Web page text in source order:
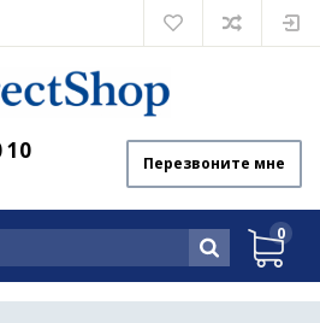
10 Перезвоните мне
0